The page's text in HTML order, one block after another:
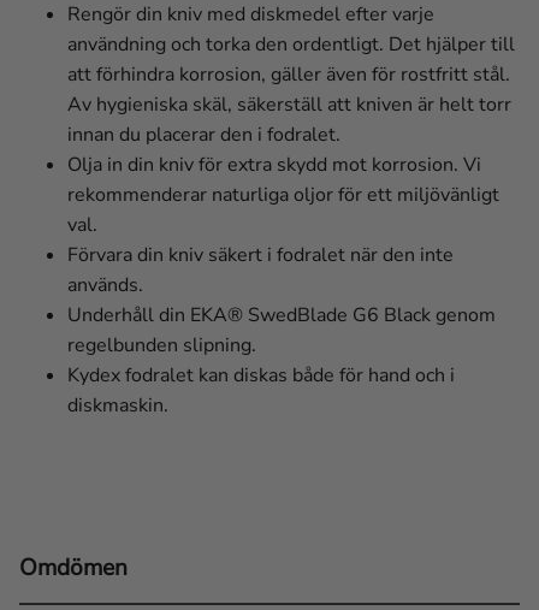
Rengör din kniv med diskmedel efter varje
användning och torka den ordentligt. Det hjälper till
att förhindra korrosion, gäller även för rostfritt stål.
Av hygieniska skäl, säkerställ att kniven är helt torr
innan du placerar den i fodralet.
Olja in din kniv för extra skydd mot korrosion. Vi
rekommenderar naturliga oljor för ett miljövänligt
val.
Förvara din kniv säkert i fodralet när den inte
används.
Underhåll din EKA® SwedBlade G6 Black genom
regelbunden slipning.
Kydex fodralet kan diskas både för hand och i
diskmaskin.
Omdömen